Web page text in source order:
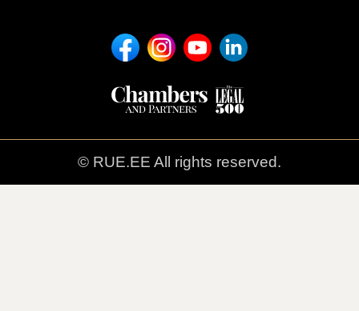
© RUE.EE All rights reserved.